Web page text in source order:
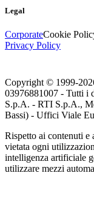
Legal
CorporateCookie
Privacy Policy
Copyright © 1999-
03976881007 - Tutti i
S.p.A. - RTI S.p.A.,
Bassi) - Uffici Viale
Rispetto ai contenuti e
vietata ogni
intelligenza artificiale
utilizzare mezzi